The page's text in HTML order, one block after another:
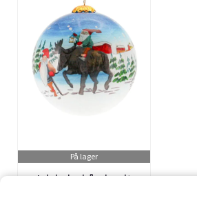
På lager
Julekule, håndmalt,